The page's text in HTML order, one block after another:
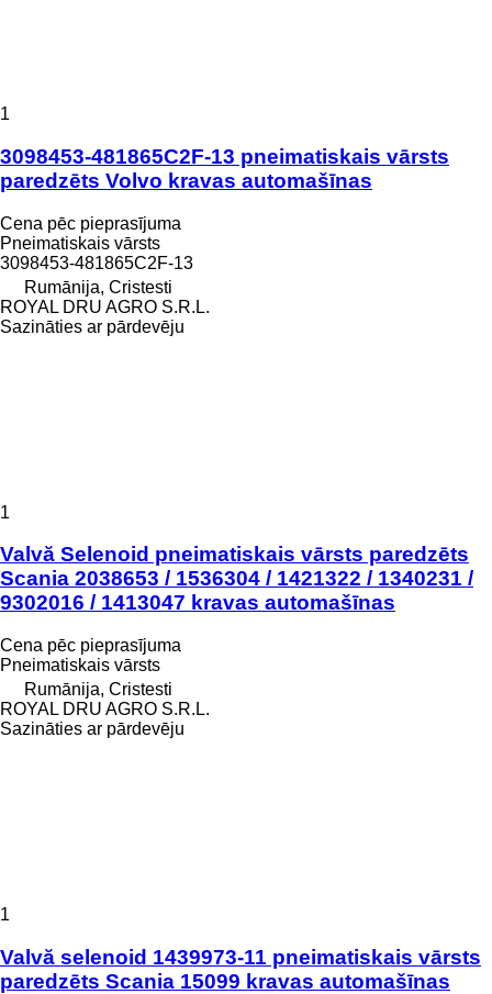
1
3098453-481865C2F-13 pneimatiskais vārsts
paredzēts Volvo kravas automašīnas
Cena pēc pieprasījuma
Pneimatiskais vārsts
3098453-481865C2F-13
Rumānija, Cristesti
ROYAL DRU AGRO S.R.L.
Sazināties ar pārdevēju
1
Valvă Selenoid pneimatiskais vārsts paredzēts
Scania 2038653 / 1536304 / 1421322 / 1340231 /
9302016 / 1413047 kravas automašīnas
Cena pēc pieprasījuma
Pneimatiskais vārsts
Rumānija, Cristesti
ROYAL DRU AGRO S.R.L.
Sazināties ar pārdevēju
1
Valvă selenoid 1439973-11 pneimatiskais vārsts
paredzēts Scania 15099 kravas automašīnas